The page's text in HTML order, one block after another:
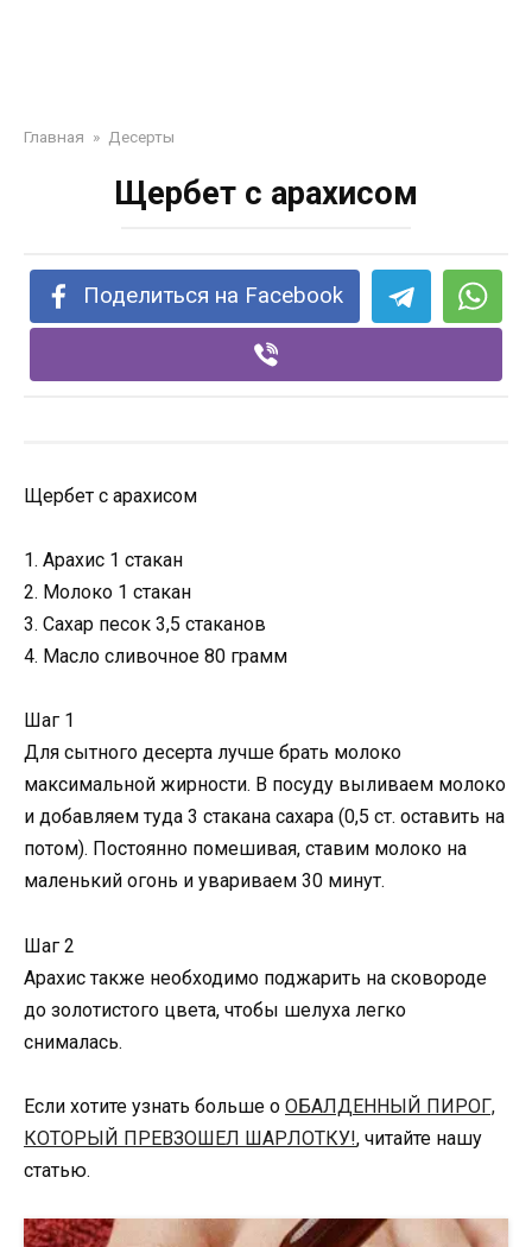
Главная » Десерты
Щербет с арахисом
Поделиться на Facebook
Щербет с арахисом
1. Арахис 1 стакан
2. Молоко 1 стакан
3. Сахар песок 3,5 стаканов
4. Масло сливочное 80 грамм
Шаг 1
Для сытного десерта лучше брать молоко
максимальной жирности. В посуду выливаем молоко
и добавляем туда 3 стакана сахара (0,5 ст. оставить на
потом). Постоянно помешивая, ставим молоко на
маленький огонь и увариваем 30 минут.
Шаг 2
Арахис также необходимо поджарить на сковороде
до золотистого цвета, чтобы шелуха легко
снималась.
Если хотите узнать больше о ОБАЛДЕННЫЙ ПИРОГ,
КОТОРЫЙ ПРЕВЗОШЕЛ ШАРЛОТКУ!, читайте нашу
статью.